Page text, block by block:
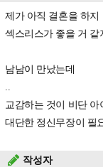
제가 아직 결혼을 하지
섹스리스가 좋을 거 같
남남이 만났는데
..
교감하는 것이 비단
대단한 정신무장이 필
작성자